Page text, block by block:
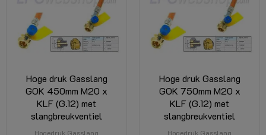
Hoge druk Gasslang
GOK 450mm M20 x
KLF (G.12) met
slangbreukventiel
Hogedruk Gasslang
Hoge druk Gasslang
GOK 750mm M20 x
KLF (G.12) met
slangbreukventiel
Hogedruk Gasslang